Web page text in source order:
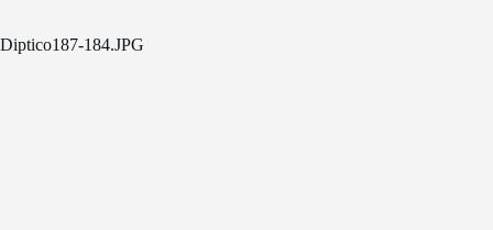
Diptico187-184.JPG